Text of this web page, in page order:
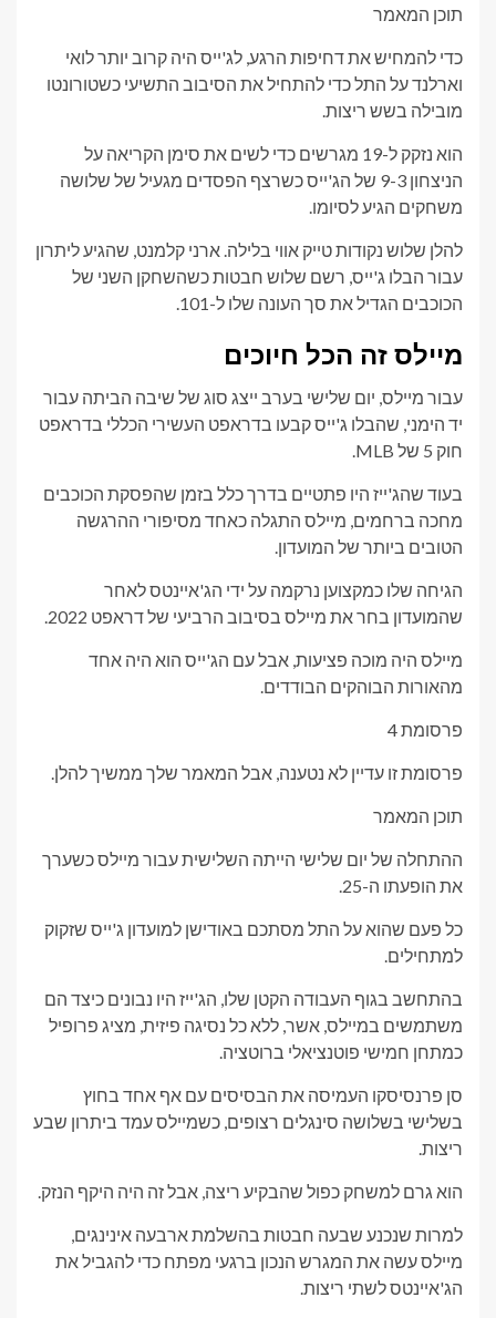
תוכן המאמר
כדי להמחיש את דחיפות הרגע, לג'ייס היה קרוב יותר לואי
וארלנד על התל כדי להתחיל את הסיבוב התשיעי כשטורונטו
מובילה בשש ריצות.
הוא נזקק ל-19 מגרשים כדי לשים את סימן הקריאה על
הניצחון 9-3 של הג'ייס כשרצף הפסדים מגעיל של שלושה
משחקים הגיע לסיומו.
להלן שלוש נקודות טייק אווי בלילה. ארני קלמנט, שהגיע ליתרון
עבור הבלו ג'ייס, רשם שלוש חבטות כשהשחקן השני של
הכוכבים הגדיל את סך העונה שלו ל-101.
מיילס זה הכל חיוכים
עבור מיילס, יום שלישי בערב ייצג סוג של שיבה הביתה עבור
יד הימני, שהבלו ג'ייס קבעו בדראפט העשירי הכללי בדראפט
חוק 5 של MLB.
בעוד שהג'ייז היו פתטיים בדרך כלל בזמן שהפסקת הכוכבים
מחכה ברחמים, מיילס התגלה כאחד מסיפורי ההרגשה
הטובים ביותר של המועדון.
הגיחה שלו כמקצוען נרקמה על ידי הג'איינטס לאחר
שהמועדון בחר את מיילס בסיבוב הרביעי של דראפט 2022.
מיילס היה מוכה פציעות, אבל עם הג'ייס הוא היה אחד
מהאורות הבוהקים הבודדים.
פרסומת 4
פרסומת זו עדיין לא נטענה, אבל המאמר שלך ממשיך להלן.
תוכן המאמר
ההתחלה של יום שלישי הייתה השלישית עבור מיילס כשערך
את הופעתו ה-25.
כל פעם שהוא על התל מסתכם באודישן למועדון ג'ייס שזקוק
למתחילים.
בהתחשב בגוף העבודה הקטן שלו, הג'ייז היו נבונים כיצד הם
משתמשים במיילס, אשר, ללא כל נסיגה פיזית, מציג פרופיל
כמתחן חמישי פוטנציאלי ברוטציה.
סן פרנסיסקו העמיסה את הבסיסים עם אף אחד בחוץ
בשלישי בשלושה סינגלים רצופים, כשמיילס עמד ביתרון שבע
ריצות.
הוא גרם למשחק כפול שהבקיע ריצה, אבל זה היה היקף הנזק.
למרות שנכנע שבעה חבטות בהשלמת ארבעה אינינגים,
מיילס עשה את המגרש הנכון ברגעי מפתח כדי להגביל את
הג'איינטס לשתי ריצות.